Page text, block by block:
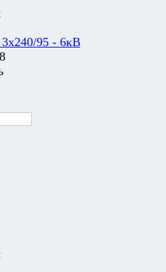
95 - 6кВ